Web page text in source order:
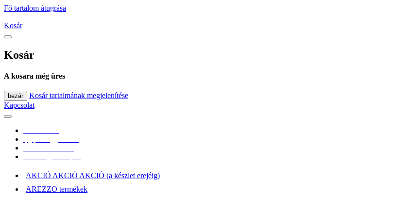
Fő tartalom átugrása
Kosár
Kosár
A kosara még üres
bezár
Kosár tartalmának megjelenítése
Kapcsolat
AKCIÓ AKCIÓ AKCIÓ (a készlet erejéig)
AREZZO termékek